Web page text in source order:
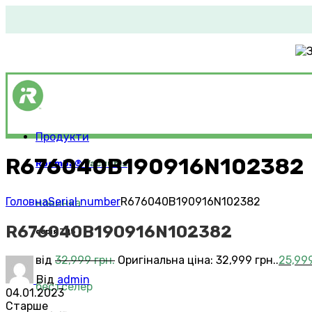
Продукти
Roomba®Vacuums
новинка
серія 705
від 32,999грн. Оригінальна ціна: 32,999 грн..
бестселер
R676040B190916N102382
ГоловнаSerial numberR676040B190916N102382
R676040B190916N102382
Від admin
04.01.2023
Старше